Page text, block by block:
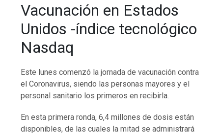
Vacunación en Estados
Unidos -índice tecnológico
Nasdaq
Este lunes comenzó la jornada de vacunación contra
el Coronavirus, siendo las personas mayores y el
personal sanitario los primeros en recibirla.
En esta primera ronda, 6,4 millones de dosis están
disponibles, de las cuales la mitad se administrará